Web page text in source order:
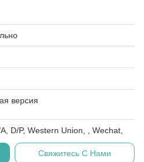
версия
D/P, Western Union, , Wechat,
Свяжитесь С Нами